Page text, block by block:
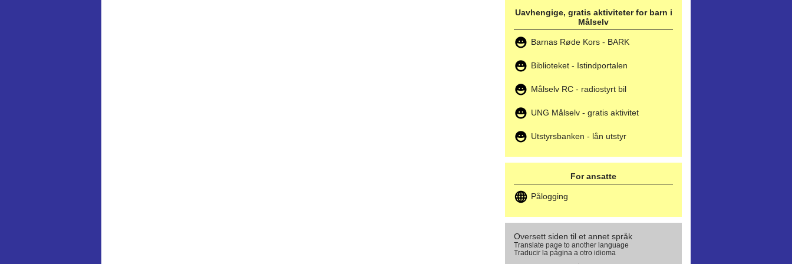
Uavhengige, gratis aktiviteter for barn i
Målselv
Barnas Røde Kors - BARK
Biblioteket - Istindportalen
Målselv RC - radiostyrt bil
UNG Målselv - gratis aktivitet
Utstyrsbanken - lån utstyr
For ansatte
Pålogging
Oversett siden til et annet språk
Translate page to another language
Traducir la página a otro idioma